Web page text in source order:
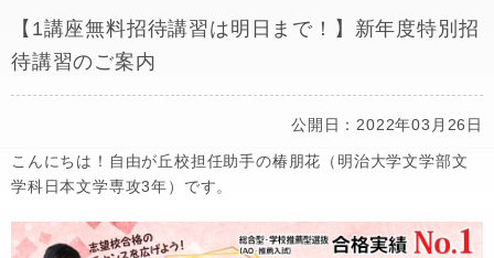
【1講座無料招待講習は明日まで！】新年度特別招
待講習のご案内
公開日：2022年03月26日
こんにちは！自由が丘校担任助手の椿朋花（明治大学文学部文
学科日本文学専攻3年）です。